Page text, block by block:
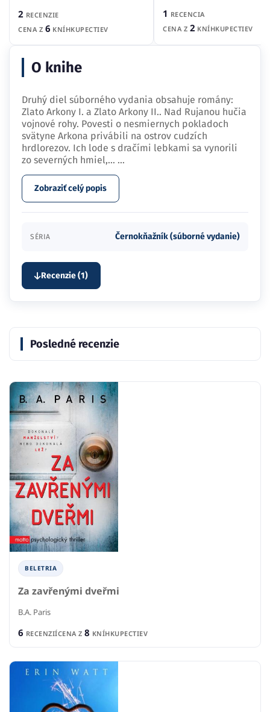
2 RECENZIE
CENA Z 6 KNÍHKUPECTIEV
1 RECENCIA
CENA Z 2 KNÍHKUPECTIEV
O knihe
Druhý diel súborného vydania obsahuje romány:
Zlato Arkony I. a Zlato Arkony II.. Nad Rujanou hučia
vojnové rohy. Povesti o nesmiernych pokladoch
svätyne Arkona privábili na ostrov cudzích
hrdlorezov. Ich lode s dračími lebkami sa vynorili
zo severných hmiel,… ...
Zobraziť celý popis
SÉRIA Černokňažník (súborné vydanie)
Recenzie (1)
Posledné recenzie
BELETRIA
Za zavřenými dveřmi
B.A. Paris
6 RECENZIÍCENA Z 8 KNÍHKUPECTIEV